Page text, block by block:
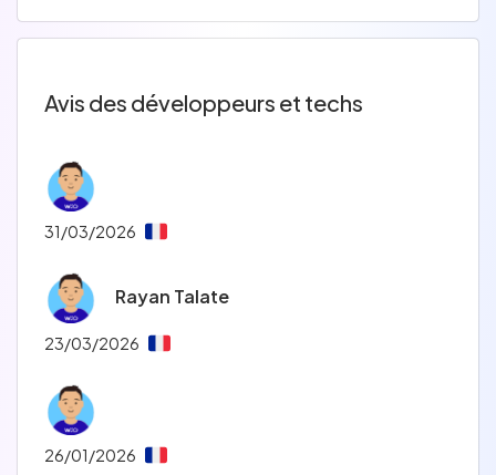
Avis des développeurs et techs
31/03/2026
Rayan Talate
23/03/2026
26/01/2026